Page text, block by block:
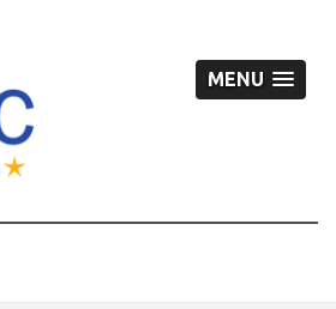
MENU